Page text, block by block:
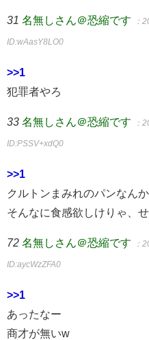
31 名無しさん＠恐縮です ：
ID:wAasY8LO0
>>1
犯罪者やろ
33 名無しさん＠恐縮です ：
ID:PSSV+xdQ0
>>1
クルトンまみれのパンなん
そんなに食感欲しけりゃ、
72 名無しさん＠恐縮です ：
ID:aycWzZFA0
>>1
あったなー
商才が無いw